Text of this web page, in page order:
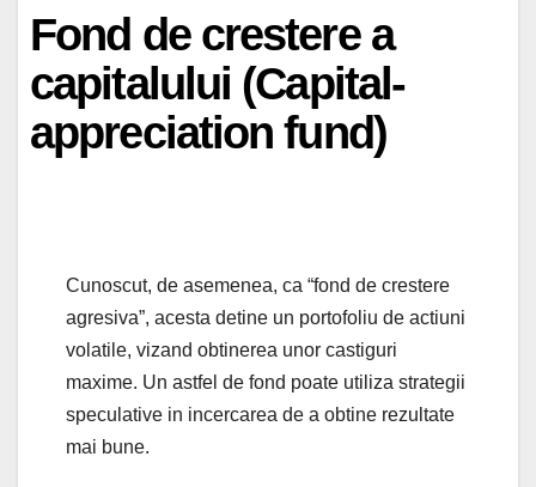
Fond de crestere a
capitalului (Capital-
appreciation fund)
Cunoscut, de asemenea, ca “fond de crestere
agresiva”, acesta detine un portofoliu de actiuni
volatile, vizand obtinerea unor castiguri
maxime. Un astfel de fond poate utiliza strategii
speculative in incercarea de a obtine rezultate
mai bune.